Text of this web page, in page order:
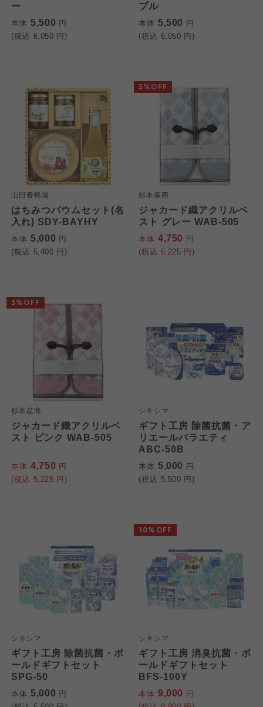
ー
本体 5,500 円
(税込 6,050 円)
プル
本体 5,500 円
(税込 6,050 円)
山田養蜂場
はちみつバウムセット(名
入れ) SDY-BAYHY
本体 5,000 円
(税込 5,400 円)
杉本産商
ジャカード織アクリルベ
スト グレー WAB-505
本体 4,750 円
(税込 5,225 円)
5%OFF
杉本産商
ジャカード織アクリルベ
スト ピンク WAB-505
本体 4,750 円
(税込 5,225 円)
5%OFF
シキシマ
ギフト工房 除菌抗菌・ア
リエールバラエティ
ABC-50B
本体 5,000 円
(税込 5,500 円)
シキシマ
ギフト工房 除菌抗菌・ボ
ールドギフトセット
SPG-50
本体 5,000 円
シキシマ
ギフト工房 消臭抗菌・ボ
ールドギフトセット
BFS-100Y
本体 9,000 円
10%OFF